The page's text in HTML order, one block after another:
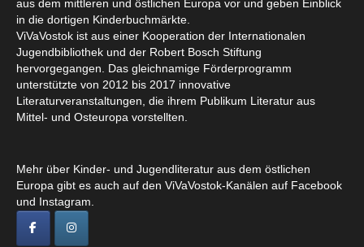
aus dem mittleren und östlichen Europa vor und geben Einblick
in die dortigen Kinderbuchmärkte.
ViVaVostok ist aus einer Kooperation der Internationalen
Jugendbibliothek und der Robert Bosch Stiftung
hervorgegangen. Das gleichnamige Förderprogramm
unterstützte von 2012 bis 2017 innovative
Literaturveranstaltungen, die ihrem Publikum Literatur aus
Mittel- und Osteuropa vorstellten.
Mehr über Kinder- und Jugendliteratur aus dem östlichen
Europa gibt es auch auf den ViVaVostok-Kanälen auf Facebook
und Instagram.